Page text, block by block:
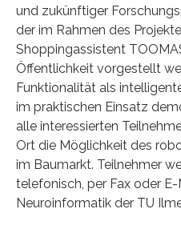
und zukünftiger
der im Rahmen des
Shoppingassistent
Öffentlichkeit vorgestellt
Funktionalität als
im praktischen Einsatz
alle interessierten
Ort die Möglichkeit des
im Baumarkt. Teilnehmer
telefonisch, per Fax oder
Neuroinformatik der TU